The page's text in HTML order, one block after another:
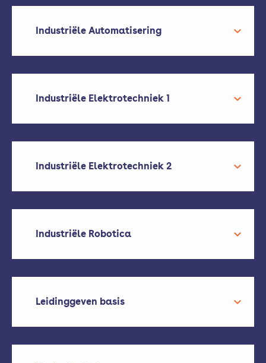
Industriële Automatisering
Industriële Elektrotechniek 1
Industriële Elektrotechniek 2
Industriële Robotica
Leidinggeven basis